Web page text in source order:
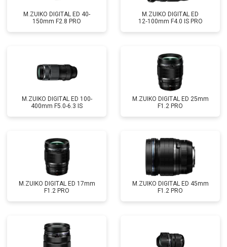
M.ZUIKO DIGITAL ED 40-
150mm F2.8 PRO
M.ZUIKO DIGITAL ED
12‑100mm F4.0 IS PRO
M.ZUIKO DIGITAL ED 100-
400mm F5.0-6.3 IS
M.ZUIKO DIGITAL ED 25mm
F1.2 PRO
M.ZUIKO DIGITAL ED 17mm
F1.2 PRO
M.ZUIKO DIGITAL ED 45mm
F1.2 PRO